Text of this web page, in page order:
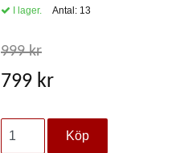
I lager. Antal: 13
999 kr
799 kr